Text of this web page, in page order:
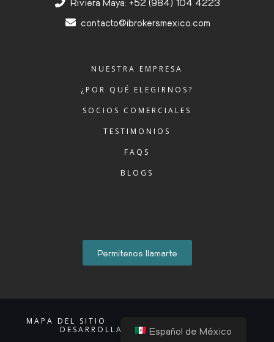
Riviera Maya: +52 (984) 104 4223
contacto@ibrokersmexico.com
¿POR QUÉ ELEGIRNOS?
MAPA DEL SITIO
AVISO DE PRIVACIDAD
DESARROLLADO POR ACCIONTI
Español de México